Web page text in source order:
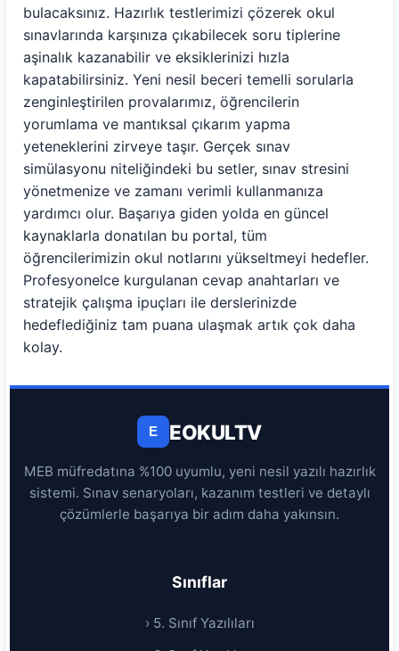
bulacaksınız. Hazırlık testlerimizi çözerek okul
sınavlarında karşınıza çıkabilecek soru tiplerine
aşinalık kazanabilir ve eksiklerinizi hızla
kapatabilirsiniz. Yeni nesil beceri temelli sorularla
zenginleştirilen provalarımız, öğrencilerin
yorumlama ve mantıksal çıkarım yapma
yeteneklerini zirveye taşır. Gerçek sınav
simülasyonu niteliğindeki bu setler, sınav stresini
yönetmenize ve zamanı verimli kullanmanıza
yardımcı olur. Başarıya giden yolda en güncel
kaynaklarla donatılan bu portal, tüm
öğrencilerimizin okul notlarını yükseltmeyi hedefler.
Profesyonelce kurgulanan cevap anahtarları ve
stratejik çalışma ipuçları ile derslerinizde
hedeflediğiniz tam puana ulaşmak artık çok daha
kolay.
E EOKULTV
MEB müfredatına %100 uyumlu, yeni nesil yazılı hazırlık
sistemi. Sınav senaryoları, kazanım testleri ve detaylı
çözümlerle başarıya bir adım daha yakınsın.
Sınıflar
› 5. Sınıf Yazılıları